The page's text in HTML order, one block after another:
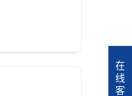
在
线
客